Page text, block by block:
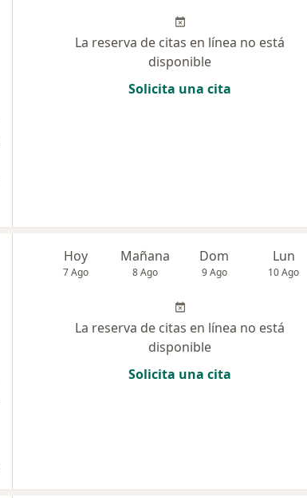
La reserva de citas en línea no está
disponible
Solicita una cita
Hoy
7 Ago
Mañana
8 Ago
Dom
9 Ago
Lun
10 Ago
La reserva de citas en línea no está
disponible
Solicita una cita